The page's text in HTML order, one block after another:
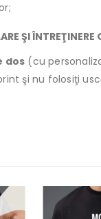
ŞI ÎNTREŢINERE
dos (cu
şi nu folosiţi